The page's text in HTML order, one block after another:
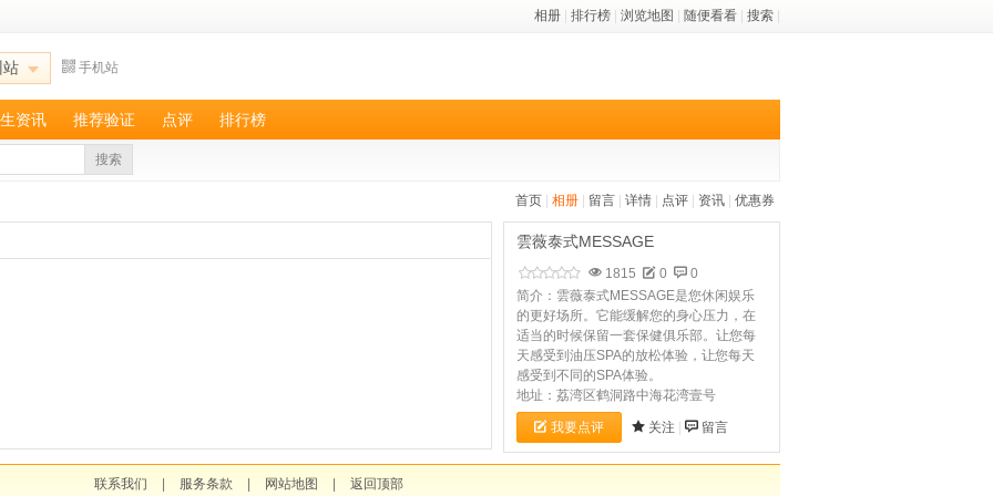
相册 排行榜 浏览地图 随便看看 搜索
站 手机站
资讯 推荐验证 点评 排行榜
搜索
首页 相册 留言 详情 点评 资讯 优惠券
雲薇泰式MESSAGE
1815 0
0
简介：雲薇泰式MESSAGE是您休闲娱乐
的更好场所。它能缓解您的身心压力，在
适当的时候保留一套保健俱乐部。让您每
天感受到油压SPA的放松体验，让您每天
感受到不同的SPA体验。
地址：荔湾区鹤洞路中海花湾壹号
我要点评 关注 留言
联系我们 服务条款 网站地图 返回顶部